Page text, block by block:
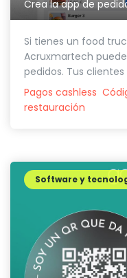
Crea la app de
Si tienes un food
Acruxmartech
pedidos. Tus
Pagos cashless
restauración
Software y